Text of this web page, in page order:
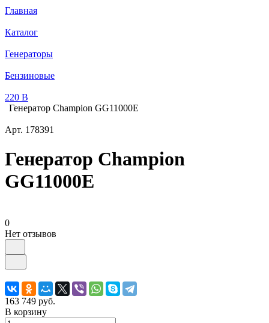
Главная
Каталог
Генераторы
Бензиновые
220 В
Генератор Champion GG11000E
Арт. 178391
Генератор Champion
GG11000E
0
Нет отзывов
163 749 руб.
В корзину